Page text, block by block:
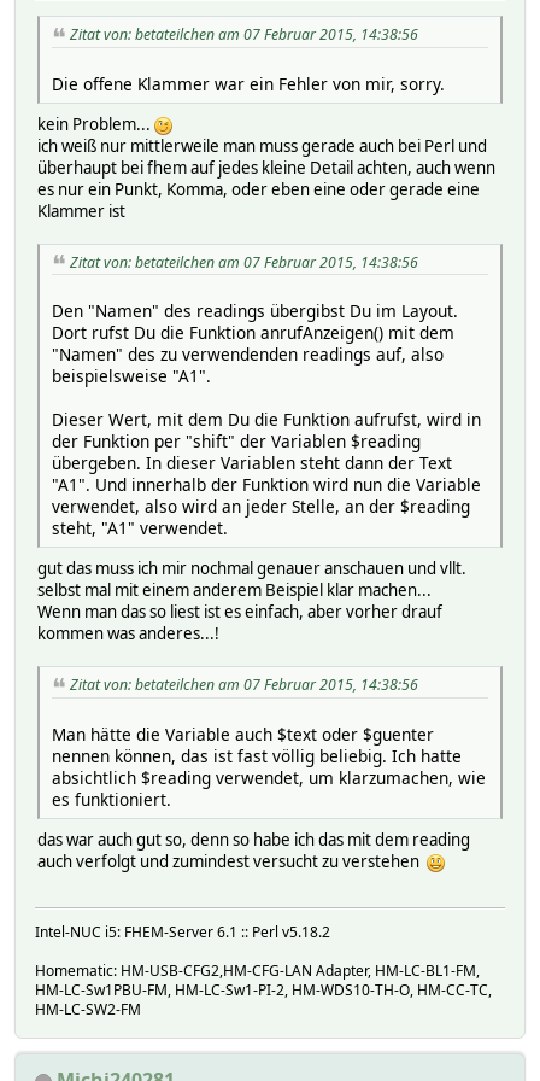
Zitat von: betateilchen am 07 Februar 2015, 14:38:56
Die offene Klammer war ein Fehler von mir, sorry.
kein Problem...
ich weiß nur mittlerweile man muss gerade auch bei Perl und
überhaupt bei fhem auf jedes kleine Detail achten, auch wenn
es nur ein Punkt, Komma, oder eben eine oder gerade eine
Klammer ist
Zitat von: betateilchen am 07 Februar 2015, 14:38:56
Den "Namen" des readings übergibst Du im Layout.
Dort rufst Du die Funktion anrufAnzeigen() mit dem
"Namen" des zu verwendenden readings auf, also
beispielsweise "A1".
Dieser Wert, mit dem Du die Funktion aufrufst, wird in
der Funktion per "shift" der Variablen $reading
übergeben. In dieser Variablen steht dann der Text
"A1". Und innerhalb der Funktion wird nun die Variable
verwendet, also wird an jeder Stelle, an der $reading
steht, "A1" verwendet.
gut das muss ich mir nochmal genauer anschauen und vllt.
selbst mal mit einem anderem Beispiel klar machen...
Wenn man das so liest ist es einfach, aber vorher drauf
kommen was anderes...!
Zitat von: betateilchen am 07 Februar 2015, 14:38:56
Man hätte die Variable auch $text oder $guenter
nennen können, das ist fast völlig beliebig. Ich hatte
absichtlich $reading verwendet, um klarzumachen, wie
es funktioniert.
das war auch gut so, denn so habe ich das mit dem reading
auch verfolgt und zumindest versucht zu verstehen
Intel-NUC i5: FHEM-Server 6.1 :: Perl v5.18.2
Homematic: HM-USB-CFG2,HM-CFG-LAN Adapter, HM-LC-BL1-FM,
HM-LC-Sw1PBU-FM, HM-LC-Sw1-PI-2, HM-WDS10-TH-O, HM-CC-TC,
HM-LC-SW2-FM